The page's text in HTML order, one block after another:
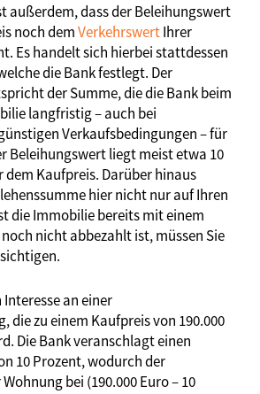
außerdem, dass der Beleihungswert
noch demVerkehrswertIhrer
Es handelt sich hierbei stattdessen
die Bank festlegt. Der
der Summe, die die Bank beim
langfristig – auch bei
Verkaufsbedingungen – für
Beleihungswert liegt meist etwa 10
dem Kaufpreis. Darüber hinaus
hier nicht nur auf Ihren
die Immobilie bereits mit einem
nicht abbezahlt ist, müssen Sie
Interesse an einer
die zu einem Kaufpreis von 190.000
Die Bank veranschlagt einen
10 Prozent, wodurch der
bei (190.000 Euro – 10